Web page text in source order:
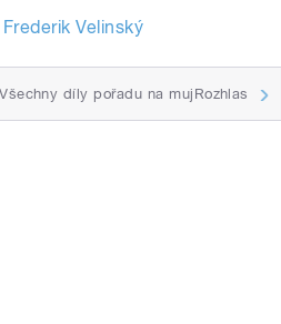
Frederik Velinský
Všechny díly pořadu na mujRozhlas